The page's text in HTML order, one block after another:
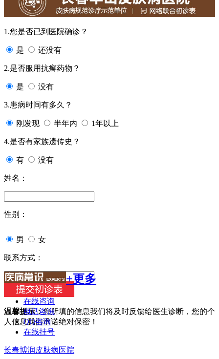
1.您是否已到医院确诊？
是 还没有
2.是否服用抗癣药物？
是 没有
3.患病时间有多久？
刚发现 半年内 1年以上
4.是否有家族遗传史？
有 没有
姓名：
性别：
男 女
联系方式：
温馨提示：您所填的信息我们将及时反馈给医生诊断，您的个
人信息我们承诺绝对保密！
+更多
在线咨询
电话咨询
QQ咨询
在线挂号
长春博润皮肤病医院